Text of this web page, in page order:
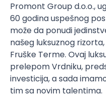
Promont Group d.o.o.,
60 godina uspešnog
može da ponudi
našeg luksuznog
Fruške Terme. Ovaj
prelepom Vrdniku,
investicija, a sada
tim sa novim talentima.